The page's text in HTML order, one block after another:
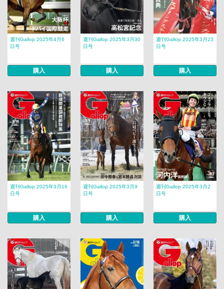
週刊Gallop 2025年4月6
日号
購入
週刊Gallop 2025年3月30
日号
購入
週刊Gallop 2025年3月23
日号
購入
週刊Gallop 2025年3月16
日号
購入
週刊Gallop 2025年3月9
日号
購入
週刊Gallop 2025年3月2
日号
購入